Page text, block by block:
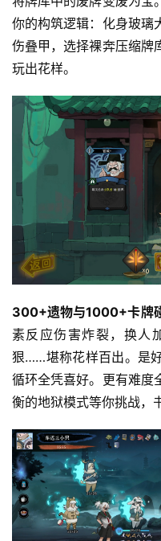
游
戏
2
第
十
三
届
金
茶
奖
月
3
0
日
游
茶
你的构筑逻辑：化身玻璃
伤叠甲，选择裸奔压缩牌
玩出花样。
300+遗物与1000+卡牌
素反应伤害炸裂，换人
狠……堪称花样百出。是
循环全凭喜好。更有难度
衡的地狱模式等你挑战，